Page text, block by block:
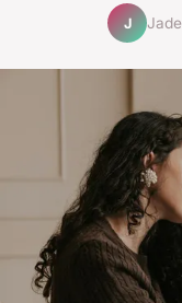
J Jade